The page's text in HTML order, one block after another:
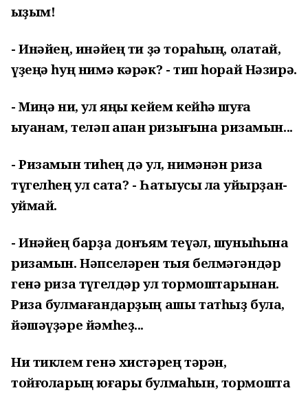
ҡыҙым!
-Инәйең, инәйең ти ҙә тораһың, олатай,
үҙеңә һуң нимә кәрәк? - тип һорай Нәзирә.
- Миңә ни, ул яңы кейем кейһә шуға
ҡыуанам, теләп ҡапҡан ризығына ризамын...
- Ризамын тиһең дә ул, нимәнән риза
түгелһең ул саҡта? - Һатыусы ла ҡуйырҙан-
ҡуймай.
- Инәйең барҙа донъям теүәл, шуныһына
ризамын. Нәпселәрен тыя белмәгәндәр
генә риза түгелдәр ул тормоштарынан.
Риза булмағандарҙың ашы татһыҙ була,
йәшәүҙәре йәмһеҙ...
Ни тиклем генә хистәрең тәрән,
тойғоларың юғары булмаһын, тормошта